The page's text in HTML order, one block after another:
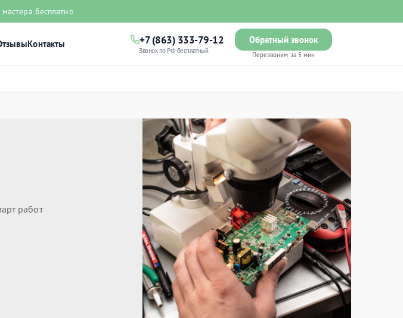
бесплатно
Контакты +7 (863) 333-79-12
Звонок по РФ бесплатный
Обратный звонок
Перезвоним за 5 мин
работ